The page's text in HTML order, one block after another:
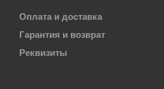
Оплата и доставка
Гарантия и возврат
Реквизиты